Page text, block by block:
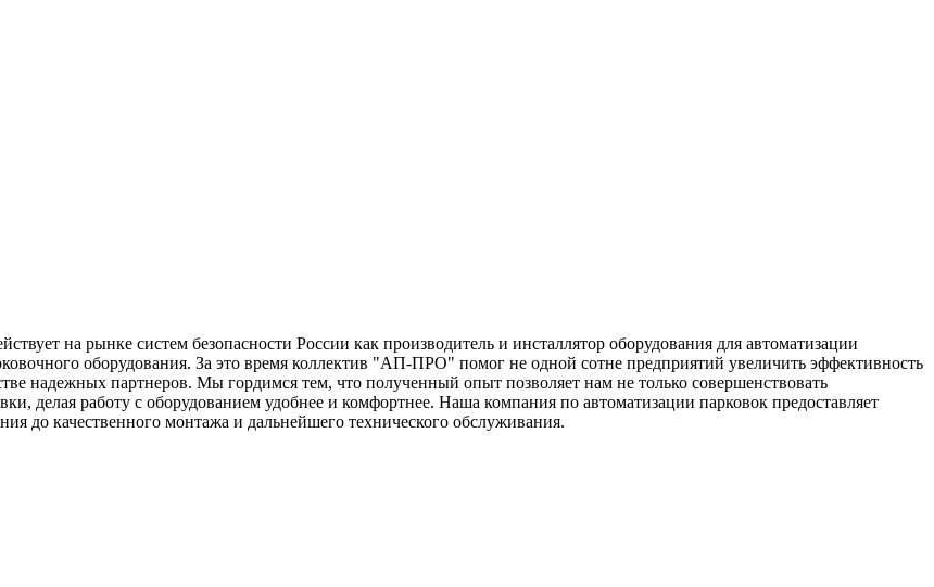
на рынке систем безопасности России как производитель и инсталлятор оборудования для автоматизации
оборудования. За это время коллектив "АП-ПРО" помог не одной сотне предприятий увеличить эффективность
надежных партнеров. Мы гордимся тем, что полученный опыт позволяет нам не только совершенствовать
делая работу с оборудованием удобнее и комфортнее. Наша компания по автоматизации парковок предоставляет
до качественного монтажа и дальнейшего технического обслуживания.